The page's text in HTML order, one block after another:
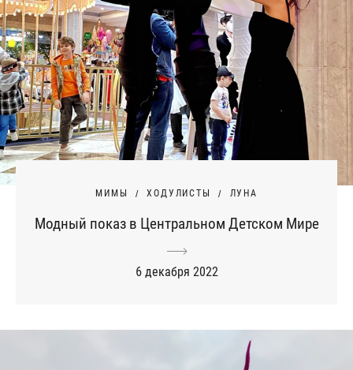
МИМЫ ХОДУЛИСТЫ ЛУНА
Модный показ в Центральном Детском Мире
6 декабря 2022